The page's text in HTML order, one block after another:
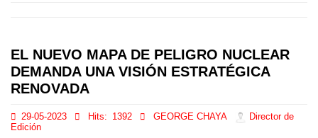
EL NUEVO MAPA DE PELIGRO NUCLEAR
DEMANDA UNA VISIÓN ESTRATÉGICA
RENOVADA
29-05-2023 Hits: 1392 GEORGE CHAYA
Director de
Edición